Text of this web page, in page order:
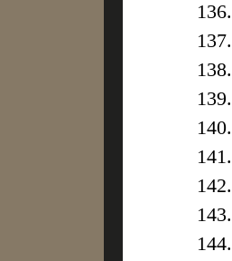
136.
137.
138.
139.
140.
141.
142.
143.
144.